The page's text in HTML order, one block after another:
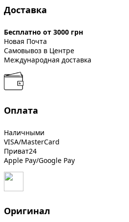
Доставка
Бесплатно от 3000 грн
Новая Почта
Самовывоз в Центре
Международная доставка
Оплата
Наличными
VISA/MasterCard
Приват24
Apple Pay/Google Pay
Оригинал